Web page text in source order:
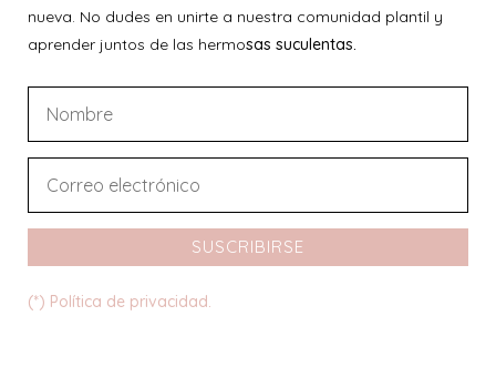
nueva. No dudes en unirte a nuestra comunidad plantil y
aprender juntos de las hermosas suculentas.
SUSCRIBIRSE
(*) Política de privacidad.